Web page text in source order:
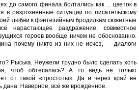
до самого финала болтались как ... цветок в
в разрозненные ситуации по писательскому
любви к фэнтезийным бродилкам сюжетные
нарастающее раздражение, совместное
героев вообще ничем не обоснованно.
почему никто из них не исчез, — диалоги
Рыська. Неужели трудно было сделать хоть
чтоб обтесалась? А то ведь не только
от такой «простоты». Да и через край её
дана. Наверное, всё же врождённое.